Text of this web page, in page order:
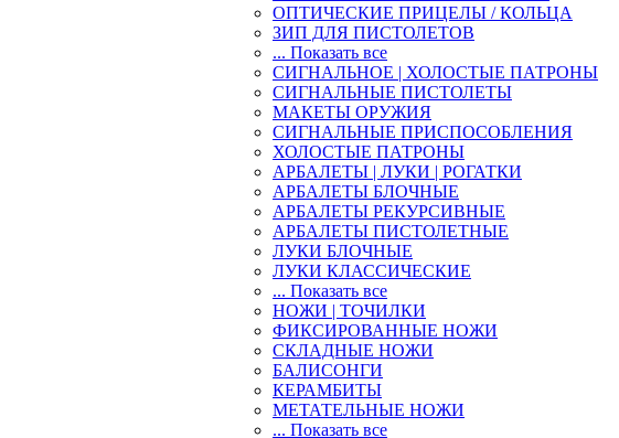
ОПТИЧЕСКИЕ ПРИЦЕЛЫ / КОЛЬЦА
ЗИП ДЛЯ ПИСТОЛЕТОВ
... Показать все
СИГНАЛЬНОЕ | ХОЛОСТЫЕ ПАТРОНЫ
СИГНАЛЬНЫЕ ПИСТОЛЕТЫ
МАКЕТЫ ОРУЖИЯ
СИГНАЛЬНЫЕ ПРИСПОСОБЛЕНИЯ
ХОЛОСТЫЕ ПАТРОНЫ
АРБАЛЕТЫ | ЛУКИ | РОГАТКИ
АРБАЛЕТЫ БЛОЧНЫЕ
АРБАЛЕТЫ РЕКУРСИВНЫЕ
АРБАЛЕТЫ ПИСТОЛЕТНЫЕ
ЛУКИ БЛОЧНЫЕ
ЛУКИ КЛАССИЧЕСКИЕ
... Показать все
НОЖИ | ТОЧИЛКИ
ФИКСИРОВАННЫЕ НОЖИ
СКЛАДНЫЕ НОЖИ
БАЛИСОНГИ
КЕРАМБИТЫ
МЕТАТЕЛЬНЫЕ НОЖИ
... Показать все